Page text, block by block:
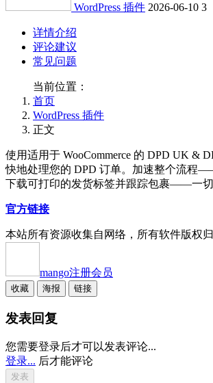
WordPress 插件 2026-06-10 3
详情介绍
评论建议
常见问题
当前位置：
首页
WordPress 插件
正文
使用适用于 WooCommerce 的 DPD UK &
快地处理您的 DPD 订单。加速整个流程
下载可打印的发货标签并跟踪包裹——一切
官方链接
本站所有资源收集自网络，所有软件版权归
mango注册会员
收藏 海报 链接
发表回复
您需要登录后才可以发表评论...
登录... 后才能评论